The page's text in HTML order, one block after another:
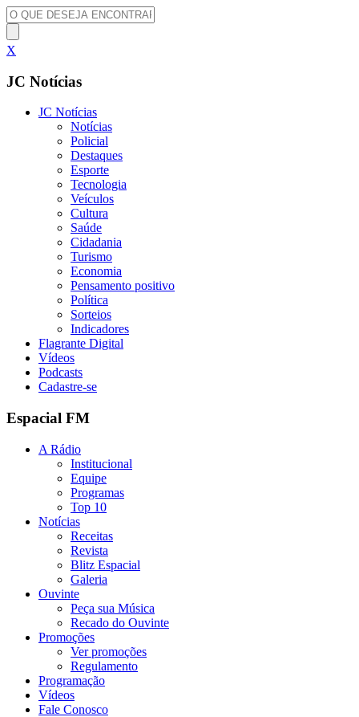
X
JC Notícias
JC Notícias
Notícias
Policial
Destaques
Esporte
Tecnologia
Veículos
Cultura
Saúde
Cidadania
Turismo
Economia
Pensamento positivo
Política
Sorteios
Indicadores
Flagrante Digital
Vídeos
Podcasts
Cadastre-se
Espacial FM
A Rádio
Institucional
Equipe
Programas
Top 10
Notícias
Receitas
Revista
Blitz Espacial
Galeria
Ouvinte
Peça sua Música
Recado do Ouvinte
Promoções
Ver promoções
Regulamento
Programação
Vídeos
Fale Conosco